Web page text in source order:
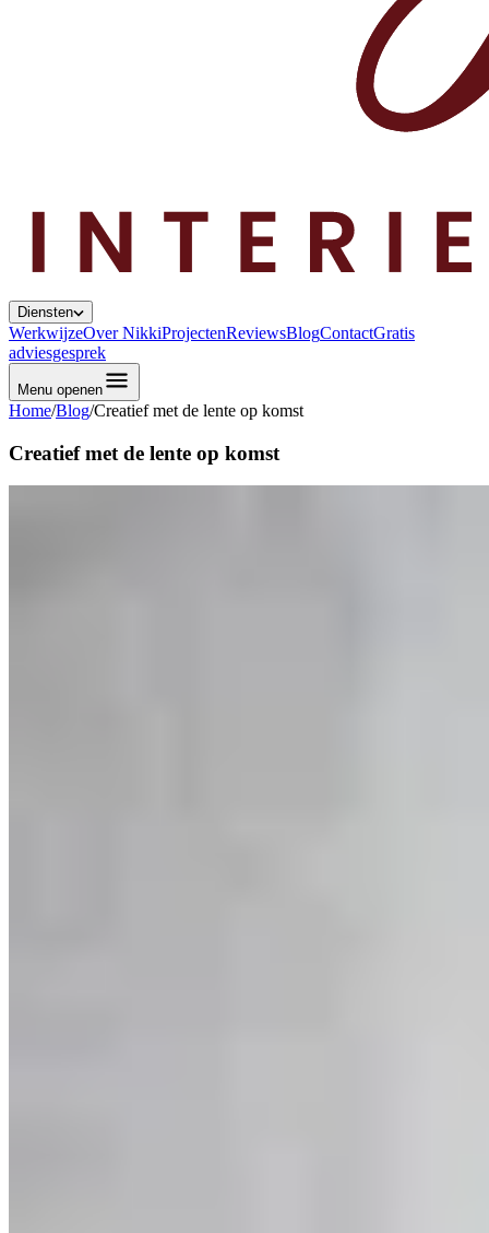
Diensten
WerkwijzeOver NikkiProjectenReviewsBlogContactGratis
adviesgesprek
Menu openen
Home/Blog/Creatief met de lente op komst
Creatief met de lente op komst